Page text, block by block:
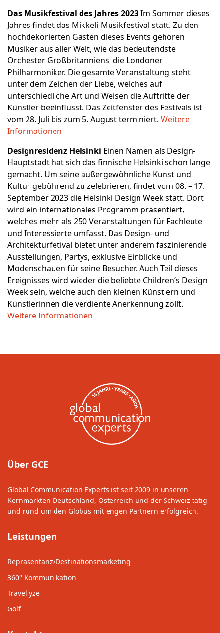
Das Musikfestival des Jahres 2023Im Sommer dieses
Jahres findet das Mikkeli-Musikfestival statt. Zu den
hochdekorierten Gästen dieses Events gehören
Musiker aus aller Welt, wie das bedeutendste
Orchester Großbritanniens, die Londoner
Philharmoniker. Die gesamte Veranstaltung steht
unter dem Zeichen der Liebe, welches auf
unterschiedliche Art und Weisen die Auftritte der
Künstler beeinflusst. Das Zeitfenster des Festivals ist
vom 28. Juli bis zum 5. August terminiert. Weitere
Informationen
Designresidenz Helsinki Einen Namen als Design-
Hauptstadt hat sich das finnische Helsinki schon lange
gemacht. Um seine außergewöhnliche Kunst und
Kultur gebührend zu zelebrieren, findet vom 08. – 17.
September 2023 die Helsinki Design Week statt. Dort
wird ein internationales Programm präsentiert,
welches mehr als 250 Veranstaltungen für Fachleute
und Interessierte umfasst. Das Design- und
Architekturfetival bietet unter anderem faszinierende
Ausstellungen, Partys, exklusive Einblicke und
Modenschauen für seine Besucher. Auch Teil dieses
Ereignisses wird wieder die beliebte Children’s Design
Week sein, welche auch den kleinen Künstlern und
Künstlerinnen die verdiente Anerkennung zollt.
Weitere Informationen
Über GCE
Global Communication Experts ist seit 2009 in unseren
Kernmärkten Deutschland, Österreich und der Schweiz tätig
und rund um den Globus mit engen Partnern erfolgreich.
Leistungen
Repräsentanz/Destinationsmarketing
360° Kommunikation
Travellyze
Golf